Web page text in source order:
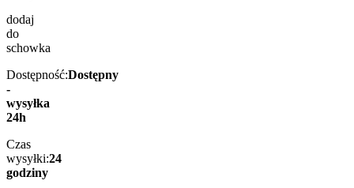
dodaj
do
schowka
Dostępność:Dostępny
-
wysyłka
24h
Czas
wysyłki:24
godziny